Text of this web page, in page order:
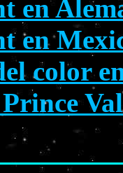
en
en
color